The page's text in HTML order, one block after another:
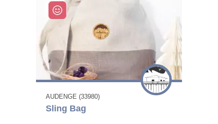
AUDENGE (33980)
Sling Bag